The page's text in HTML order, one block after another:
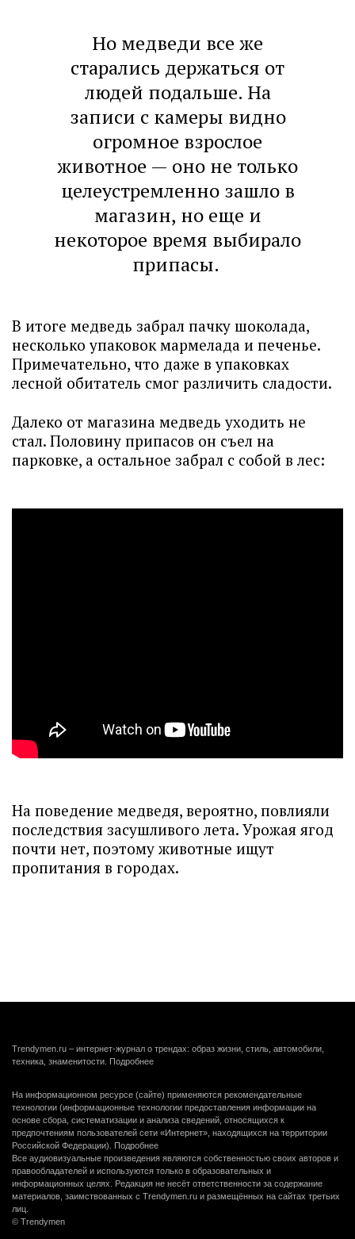
Но медведи все же
старались держаться от
людей подальше. На
записи с камеры видно
огромное взрослое
животное — оно не только
целеустремленно зашло в
магазин, но еще и
некоторое время выбирало
припасы.
В итоге медведь забрал пачку шоколада,
несколько упаковок мармелада и печенье.
Примечательно, что даже в упаковках
лесной обитатель смог различить сладости.
Далеко от магазина медведь уходить не
стал. Половину припасов он съел на
парковке, а остальное забрал с собой в лес:
На поведение медведя, вероятно, повлияли
последствия засушливого лета. Урожая ягод
почти нет, поэтому животные ищут
пропитания в городах.
Trendymen.ru – интернет-журнал о трендах: образ жизни, стиль, автомобили,
техника, знаменитости. Подробнее
На информационном ресурсе (сайте) применяются рекомендательные
технологии (информационные технологии предоставления информации на
основе сбора, систематизации и анализа сведений, относящихся к
предпочтениям пользователей сети «Интернет», находящихся на территории
Российской Федерации). Подробнее
Все аудиовизуальные произведения являются собственностью своих авторов и
правообладателей и используются только в образовательных и
информационных целях. Редакция не несёт ответственности за содержание
материалов, заимствованных с Trendymen.ru и размещённых на сайтах третьих
лиц.
© Trendymen